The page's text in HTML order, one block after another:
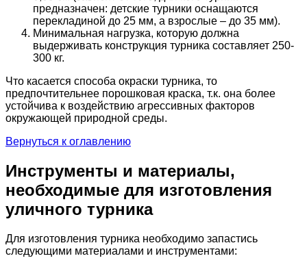
предназначен: детские турники оснащаются
перекладиной до 25 мм, а взрослые – до 35 мм).
Минимальная нагрузка, которую должна
выдерживать конструкция турника составляет 250-
300 кг.
Что касается способа окраски турника, то
предпочтительнее порошковая краска, т.к. она более
устойчива к воздействию агрессивных факторов
окружающей природной среды.
Вернуться к оглавлению
Инструменты и материалы,
необходимые для изготовления
уличного турника
Для изготовления турника необходимо запастись
следующими материалами и инструментами: